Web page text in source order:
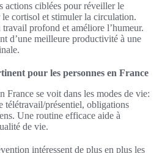
actions ciblées pour réveiller le
cortisol et stimuler la circulation.
profond et améliore l’humeur.
d’une meilleure productivité à une
pour les personnes en France
France se voit dans les modes de vie:
télétravail/présentiel, obligations
Une routine efficace aide à
de vie.
intéressent de plus en plus les